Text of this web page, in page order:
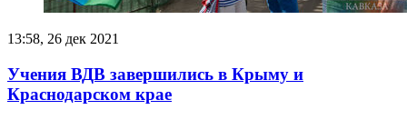
13:58, 26 дек 2021
Учения ВДВ завершились в Крыму и
Краснодарском крае